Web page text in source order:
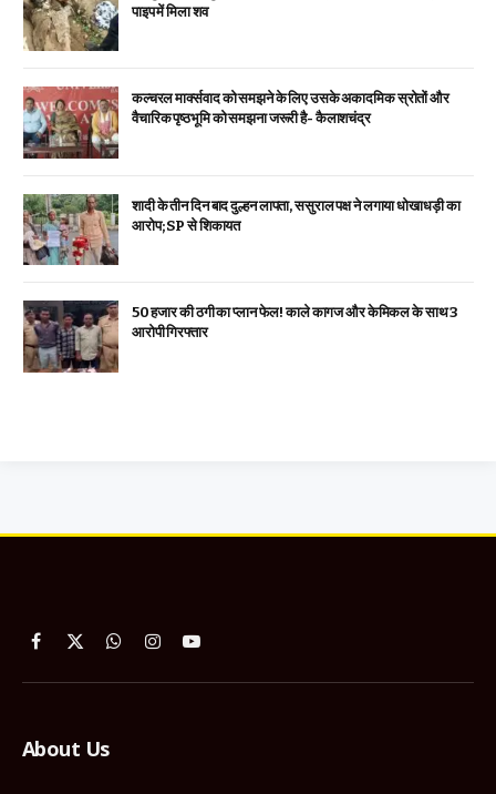
पाइप में मिला शव
कल्चरल मार्क्सवाद को समझने के लिए उसके अकादमिक स्रोतों और
वैचारिक पृष्ठभूमि को समझना जरूरी है- कैलाशचंद्र
शादी के तीन दिन बाद दुल्हन लापता, ससुराल पक्ष ने लगाया धोखाधड़ी का
आरोप; SP से शिकायत
₹50 हजार की ठगी का प्लान फेल! काले कागज और केमिकल के साथ 3
आरोपी गिरफ्तार
Facebook
X
WhatsApp
InstagramYouTube
About Us